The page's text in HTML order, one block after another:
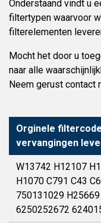
Onderstaand vindt u
filtertypen waarvoor
filterelementen
Mocht het door u
naar alle
Neem gerust contact
Orginele
vervangingen
W13742 H12107
H1070 C791 C43
750131029
6250252672